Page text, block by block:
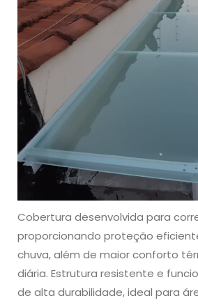
Cobertura desenvolvida para
proporcionando proteção
chuva, além de maior conforto
diária. Estrutura resistente e
de alta durabilidade, ideal para